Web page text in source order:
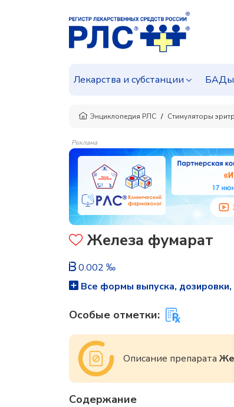
Лекарства и субстанции БАДы
Энциклопедия РЛС Стимуляторы
Реклама
Железа фумарат
0.002 ‰
Все формы выпуска, дозировки,
Особые отметки:
Описание препарата
Содержание